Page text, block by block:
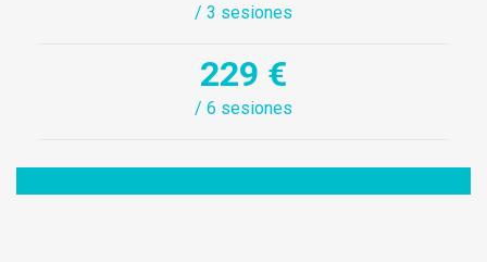
/ 3 sesiones
229 €
/ 6 sesiones